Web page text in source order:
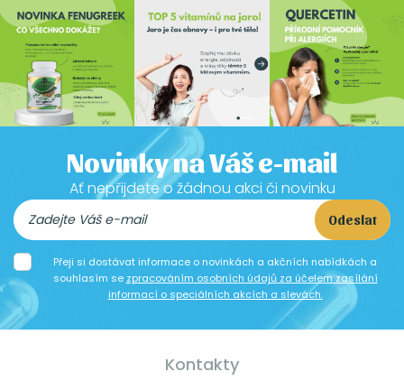
Novinky na Váš e-mail
Ať nepřijdete o žádnou akci či novinku
Odeslat
Přeji si dostávat informace o novinkách a akčních nabídkách a
souhlasím se zpracováním osobních údajů za účelem zasílání
informací o speciálních akcích a slevách.
Kontakty